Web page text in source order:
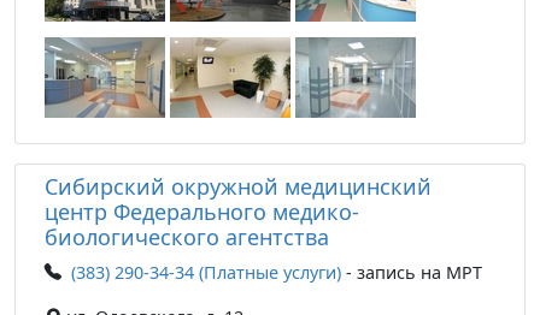
Сибирский окружной медицинский
центр Федерального медико-
биологического агентства
(383) 290-34-34 (Платные услуги) - запись на МРТ